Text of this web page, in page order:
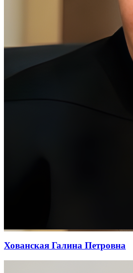
Хованская Галина Петровна